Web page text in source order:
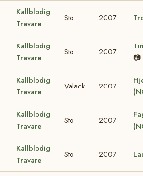
Kallblodig
Travare
Sto 2007
Kallblodig
Travare
Sto 2007
📷
Kallblodig
Travare
Valack 2007
Kallblodig
Travare
Sto 2007
Kallblodig
Travare
Sto 2007